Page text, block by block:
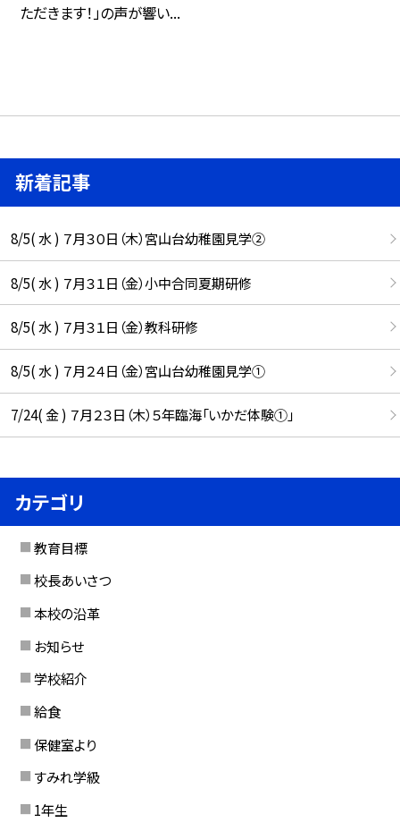
ただきます！」の声が響い...
新着記事
8/5( 水 ) ７月３０日（木）宮山台幼稚園見学②
8/5( 水 ) ７月３１日（金）小中合同夏期研修
8/5( 水 ) ７月３１日（金）教科研修
8/5( 水 ) ７月２４日（金）宮山台幼稚園見学①
7/24( 金 ) ７月２３日（木）５年臨海「いかだ体験①」
カテゴリ
教育目標
校長あいさつ
本校の沿革
お知らせ
学校紹介
給食
保健室より
すみれ学級
1年生